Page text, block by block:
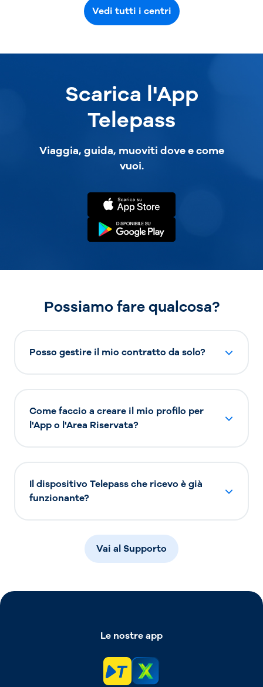
Vedi tutti i centri
Scarica l'App
Telepass
Viaggia, guida, muoviti dove e come
vuoi.
Possiamo fare qualcosa?
Posso gestire il mio contratto da solo?
Come faccio a creare il mio profilo per
l'App o l'Area Riservata?
Il dispositivo Telepass che ricevo è già
funzionante?
Vai al Supporto
Le nostre app